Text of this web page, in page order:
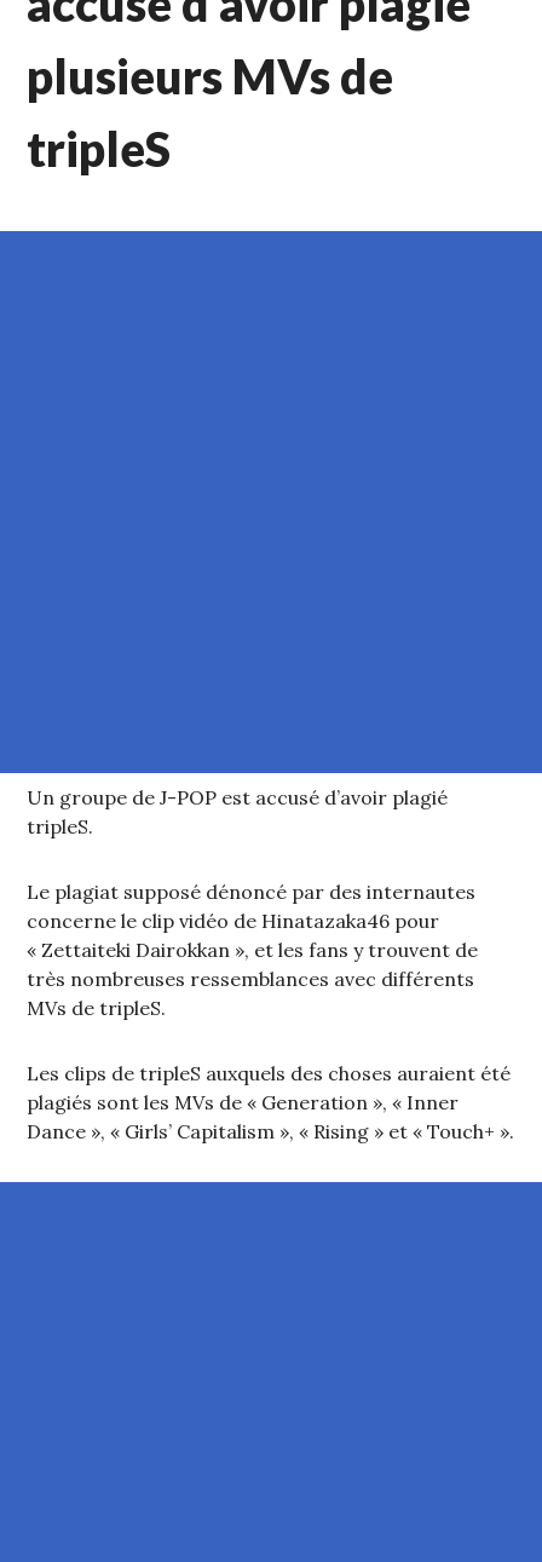
plusieurs MVs de
tripleS
Un groupe de J-POP est accusé d’avoir plagié
tripleS.
Le plagiat supposé dénoncé par des internautes
concerne le clip vidéo de Hinatazaka46 pour
« Zettaiteki Dairokkan », et les fans y trouvent de
très nombreuses ressemblances avec différents
MVs de tripleS.
Les clips de tripleS auxquels des choses auraient été
plagiés sont les MVs de « Generation », « Inner
Dance », « Girls’ Capitalism », « Rising » et « Touch+ ».